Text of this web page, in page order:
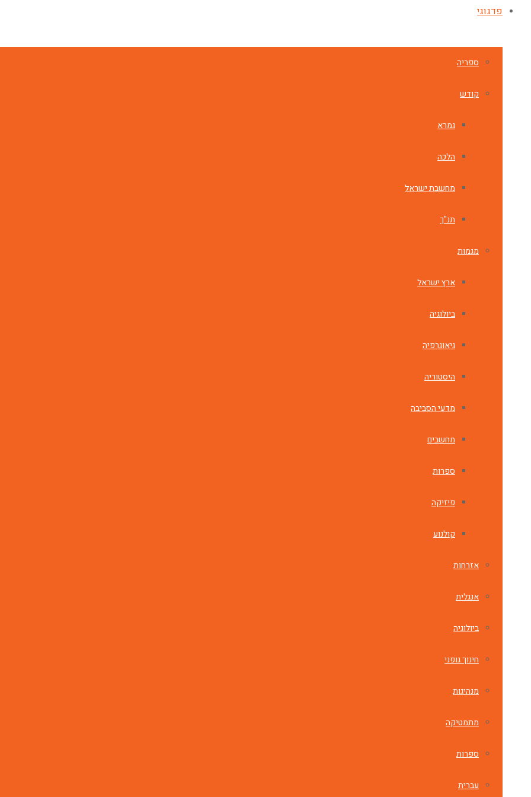
פדגוגי
ספריה
קודש
גמרא
הלכה
מחשבת ישראל
תנ"ך
מגמות
ארץ ישראל
ביולוגיה
גיאוגרפיה
היסטוריה
מדעי הסביבה
מחשבים
ספרות
פיזיקה
קולנוע
אזרחות
אנגלית
ביולוגיה
חינוך גופני
מנהיגות
מתמטיקה
ספרות
עברית